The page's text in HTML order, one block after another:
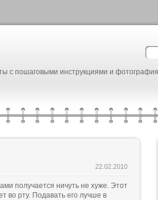
с пошаговыми инструкциями и
22.02.2010
получается ничуть не хуже. Этот
во рту. Подавать его лучше в